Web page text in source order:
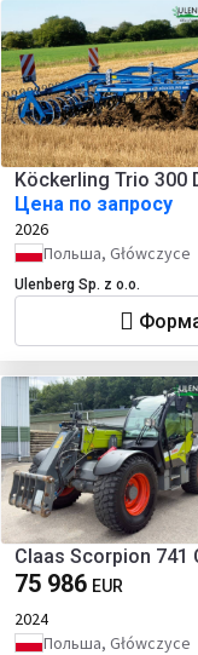
Köckerling Trio 300
Цена по запросу
2026
Польша, Główczyce
Ulenberg Sp. z o.o.
Claas Scorpion 741
75 986 EUR
2024
Польша, Główczyce